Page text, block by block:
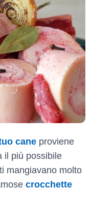
cane proviene
il più possibile
mangiavano molto
crocchette